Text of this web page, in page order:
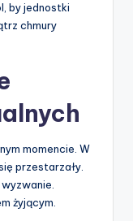
by jednostki
chmury
momencie. W
przestarzały.
żyjącym.